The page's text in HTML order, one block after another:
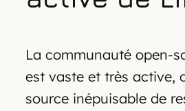
La communauté open-
est vaste et très active,
source inépuisable de